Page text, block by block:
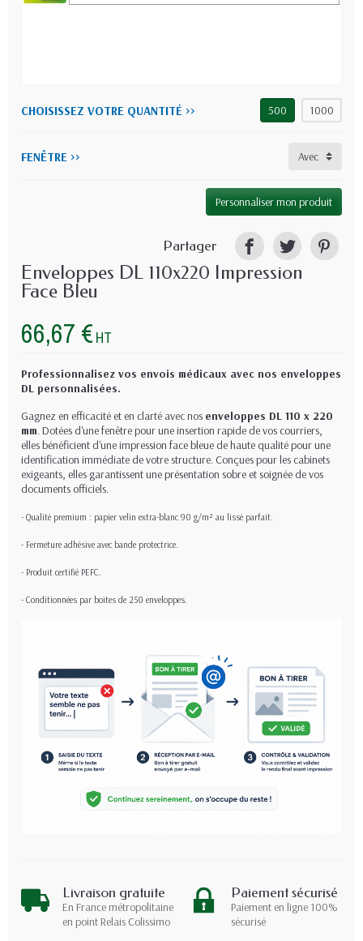
CHOISISSEZ VOTRE QUANTITÉ >> 500 1000
FENÊTRE >>
Personnaliser mon produit
Partager
Enveloppes DL 110x220 Impression
Face Bleu
66,67 € HT
Professionnalisez vos envois médicaux avec nos enveloppes
DL personnalisées.
Gagnez en efficacité et en clarté avec nos enveloppes DL 110 x 220
mm. Dotées d'une fenêtre pour une insertion rapide de vos courriers,
elles bénéficient d'une impression face bleue de haute qualité pour une
identification immédiate de votre structure. Conçues pour les cabinets
exigeants, elles garantissent une présentation sobre et soignée de vos
documents officiels.
- Qualité premium : papier velin extra-blanc 90 g/m² au lissé parfait.
- Fermeture adhésive avec bande protectrice.
- Produit certifié PEFC.
- Conditionnées par boites de 250 enveloppes.
Livraison gratuite
En France métropolitaine
en point Relais Colissimo
Paiement sécurisé
Paiement en ligne 100%
sécurisé